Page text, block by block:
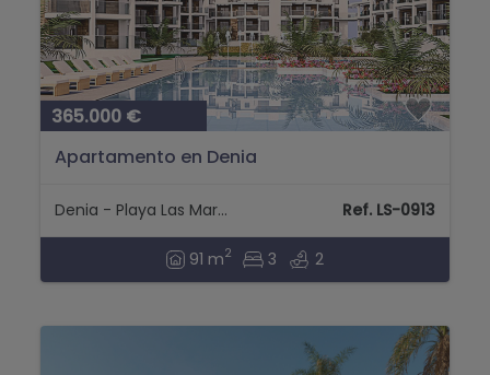
365.000 €
Apartamento en Denia
Denia - Playa Las Marinas Ref. LS-0913
91 m2 3 2